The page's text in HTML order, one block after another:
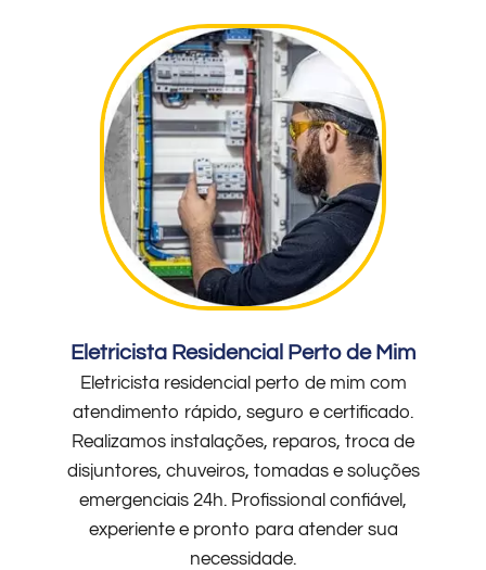
Eletricista Residencial Perto de Mim
Eletricista residencial perto de mim com
atendimento rápido, seguro e certificado.
Realizamos instalações, reparos, troca de
disjuntores, chuveiros, tomadas e soluções
emergenciais 24h. Profissional confiável,
experiente e pronto para atender sua
necessidade.